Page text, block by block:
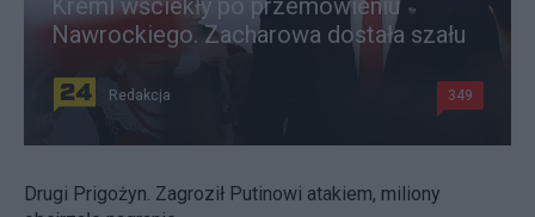
Nawrockiego. Zacharowa dostała szału
Redakcja 349
Drugi Prigożyn. Zagroził Putinowi atakiem, miliony